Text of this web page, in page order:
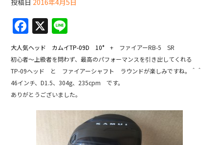
F
a
c
e
b
o
X
n
e
大人気ヘッド カムイTP-09D 10° + ファイアーRB-5 SR
初心者～上級者を問わず、最高のパフォーマンスを引き出してくれる
TP-09ヘッド と ファイアーシャフト ラウンドが楽しみですね。＾＾
46インチ、D1.5、304g、235cpm です。
ありがとうございました。